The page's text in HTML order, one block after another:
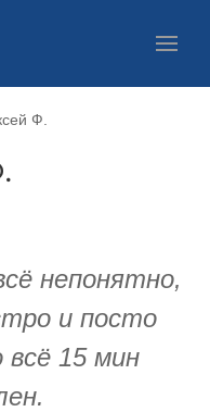
Ф.
непонятно,
и посто
15 мин